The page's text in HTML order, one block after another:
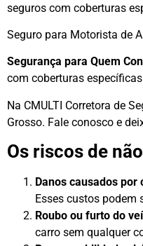
seguros com coberturas
Seguro para Motorista de
Segurança para Quem
com coberturas
Na CMULTI Corretora de
Grosso. Fale conosco e
Os riscos de
Danos causados por
Esses custos podem
Roubo ou furto do
carro sem qualquer